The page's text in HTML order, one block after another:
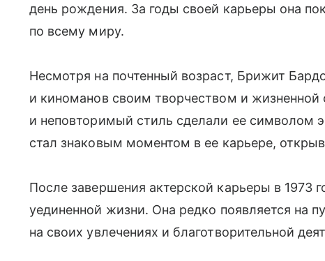
день рождения. За годы своей карьеры она
по всему миру.
Несмотря на почтенный возраст, Брижит
и киноманов своим творчеством и
и неповторимый стиль сделали ее символом
стал знаковым моментом в ее карьере,
После завершения актерской карьеры в 1973
уединенной жизни. Она редко появляется на
на своих увлечениях и благотворительной